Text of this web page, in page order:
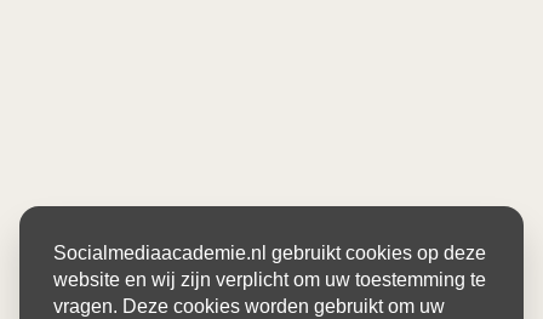
Socialmediaacademie.nl gebruikt cookies op deze
website en wij zijn verplicht om uw toestemming te
vragen. Deze cookies worden gebruikt om uw